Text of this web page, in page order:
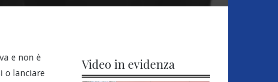
e non è
o lanciare
Video in evidenza